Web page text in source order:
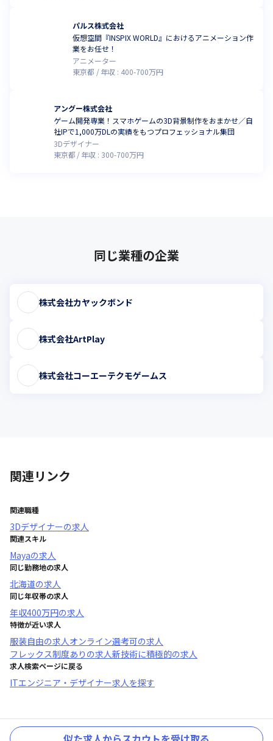
パルス株式会社
仮想空間『INSPIX WORLD』におけるアニメーション作
業をお任せ！
アニメーター
東京都
年収 : 400-700万円
アングー株式会社
ゲーム開発専業！スマホゲームの3D背景制作をおまかせ／自
社IPで1,000万DLの実績をもつプロフェッショナル集団
3Dデザイナー
東京都
年収 : 300-700万円
同じ業種の企業
株式会社カヤックボンド
株式会社ArtPlay
株式会社コーエーテクモゲームス
関連リンク
関連職種
3Dデザイナーの求人
関連スキル
Mayaの求人
同じ勤務地の求人
北海道の求人
同じ年収帯の求人
年収400万円の求人
特徴が近い求人
服装自由の求人オンライン選考可の求人
フレックス制度あり の求人新技術に積極的の求人
求人検索ページに戻る
ITエンジニア・デザイナー求人を探す